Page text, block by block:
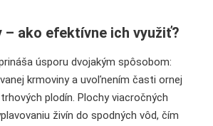
– ako efektívne ich využiť?
úsporu dvojakým spôsobom:
krmoviny a uvoľnením časti ornej
plodín. Plochy viacročných
živín do spodných vôd, čím